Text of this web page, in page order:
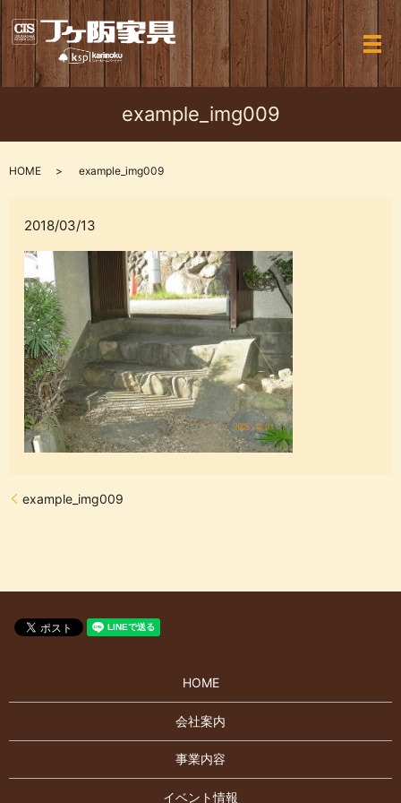
メ
example_img009
HOME example_img009
2018/03/13
example_img009
HOME
会社案内
事業内容
イベント情報